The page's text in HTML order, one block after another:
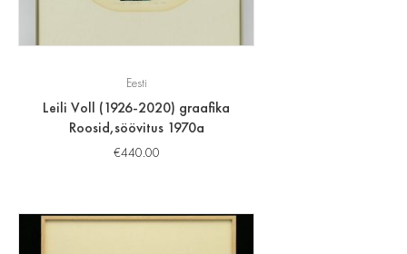
Eesti
Leili Voll (1926-2020) graafika
Roosid,söövitus 1970a
€440.00